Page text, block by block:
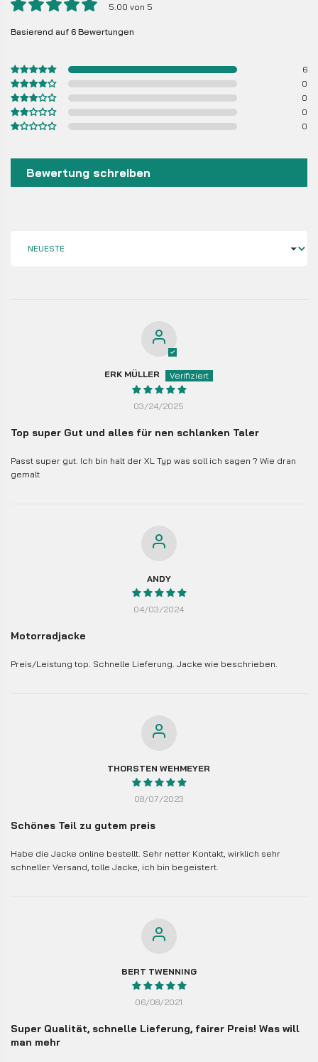
5.00 von 5
Basierend auf 6 Bewertungen
6
0
0
0
0
Bewertung schreiben
SORT BY
03/24/2025
ERK MÜLLER
Top super Gut und alles für nen schlanken Taler
Passt super gut. Ich bin halt der XL Typ was soll ich sagen ? Wie dran
gemalt
04/03/2024
ANDY
Motorradjacke
Preis/Leistung top. Schnelle Lieferung. Jacke wie beschrieben.
08/07/2023
THORSTEN WEHMEYER
Schönes Teil zu gutem preis
Habe die Jacke online bestellt. Sehr netter Kontakt, wirklich sehr
schneller Versand, tolle Jacke, ich bin begeistert.
06/08/2021
BERT TWENNING
Super Qualität, schnelle Lieferung, fairer Preis! Was will
man mehr